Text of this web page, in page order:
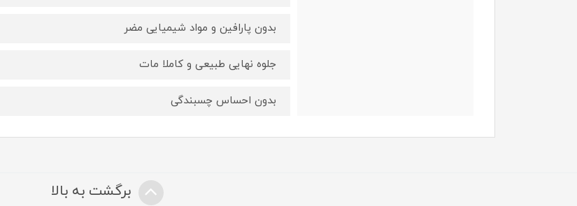
بدون پارافین و مواد شیمیایی مضر
جلوه نهایی طبیعی و کاملا مات
بدون احساس چسبندگی
برگشت به بالا